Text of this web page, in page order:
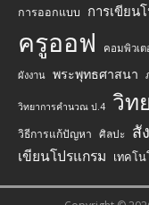
การออกแบบ การเขียน
ครูออฟ คอมพิวเต
ผังงาน พระพุทธศาสนา
วิทยาการคำนวณ ป.4 วิท
วิธีการแก้ปัญหา ศิลปะ สั
เขียนโปรแกรม เทคโ